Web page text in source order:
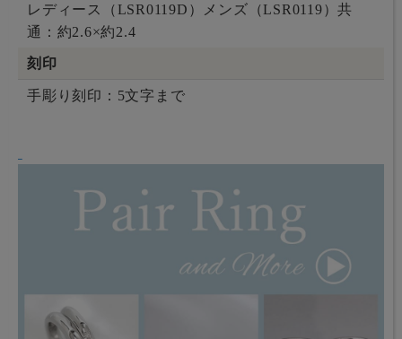
レディース（LSR0119D）メンズ（LSR0119）共
通：約2.6×約2.4
刻印
手彫り刻印：5文字まで